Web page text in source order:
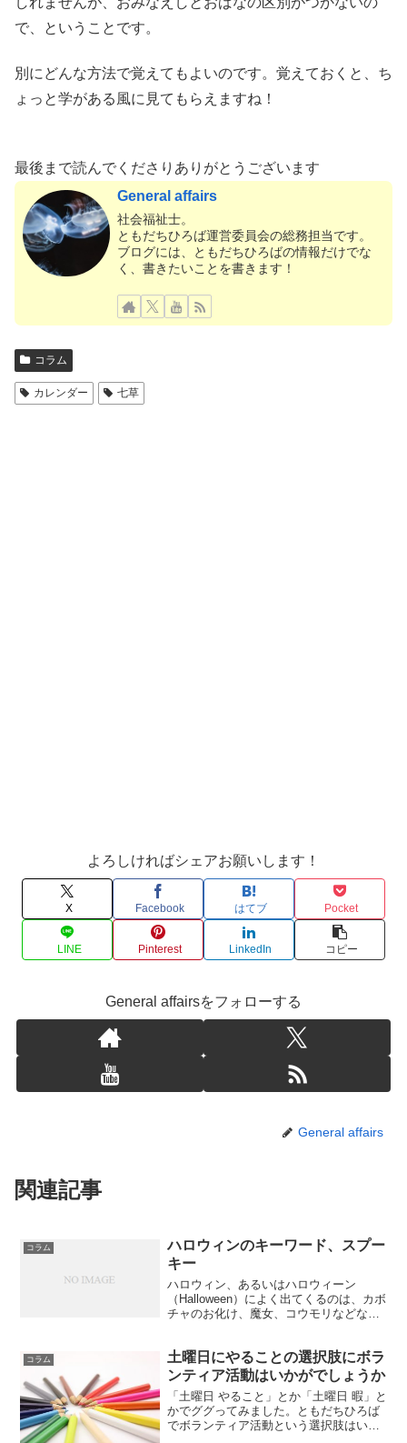
で、ということです。
別にどんな方法で覚えてもよいのです。覚えておくと、ち
ょっと学がある風に見てもらえますね！
最後まで読んでくださりありがとうございます
General affairs
社会福祉士。
ともだちひろば運営委員会の総務担当です。
ブログには、ともだちひろばの情報だけでな
く、書きたいことを書きます！
コラム
カレンダー 七草
よろしければシェアお願いします！
X Facebook はてブ Pocket
LINE Pinterest LinkedIn コピー
General affairsをフォローする
General affairs
関連記事
コラム
ハロウィンのキーワード、スプー
キー
ハロウィン、あるいはハロウィーン
（Halloween）によく出てくるのは、カボ
チャのお化け、魔女、コウモリなどな
そこでスプーキーというキーワードで
す。 英語表記で、s...
コラム
土曜日にやることの選択肢にボラ
ンティア活動はいかがでしょうか
「土曜日 やること」とか「土曜日 暇」と
かでググってみました。ともだちひろば
でボランティア活動という選択肢はいか